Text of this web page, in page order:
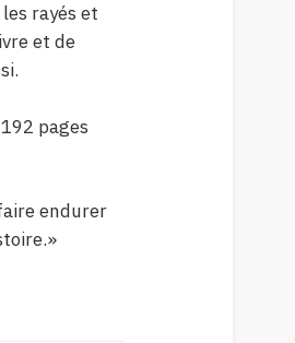
rayés et
et de
pages
endurer